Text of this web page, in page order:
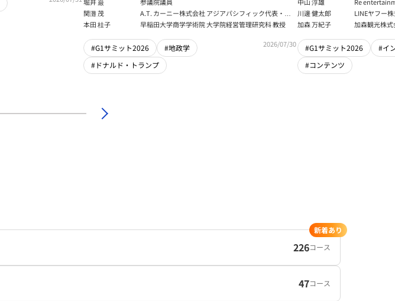
フェロー
堀井 巌
参議院議員
関灘 茂
A.T. カーニー株式会社 アジアパシフィック代表・日
本法人会長
本田 桂子 早稲田大学商学学術院 大学院経営管理研究科 教授
#G1サミット2026
#地政学
#ドナルド・トランプ
2026/07/30
報処理推進
センター 情
任者
中山 淳雄
Re
講師／Plott
川邊 健太郎
LINEヤフー
加森 万紀子
加森観光株式
#G1サミット2026
#イ
#コンテンツ
226コース
新着あり
47コース